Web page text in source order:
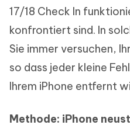
17/18 Check In
konfrontiert sind. In
Sie immer versuchen,
so dass jeder kleine
Ihrem iPhone entfernt
Methode: iPhone